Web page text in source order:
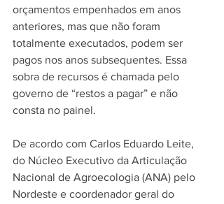
orçamentos empenhados em anos
anteriores, mas que não foram
totalmente executados, podem ser
pagos nos anos subsequentes. Essa
sobra de recursos é chamada pelo
governo de “restos a pagar” e não
consta no painel.
De acordo com Carlos Eduardo Leite,
do Núcleo Executivo da Articulação
Nacional de Agroecologia (ANA) pelo
Nordeste e coordenador geral do